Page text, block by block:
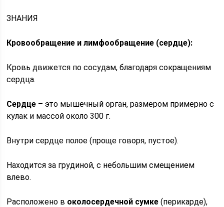
ЗНАНИЯ
Кровообращение и лимфообращение (сердце):
Кровь движется по сосудам, благодаря сокращениям
сердца.
Сердце – это мышечный орган, размером примерно с
кулак и массой около 300 г.
Внутри сердце полое (проще говоря, пустое).
Находится за грудиной, с небольшим смещением
влево.
Расположено в околосердечной сумке (перикарде),